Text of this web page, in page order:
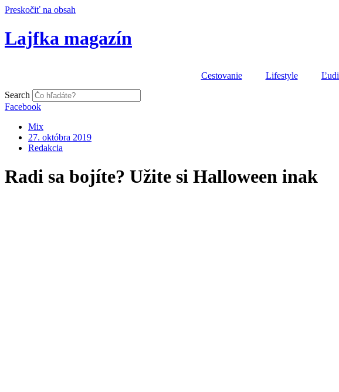
Preskočiť na obsah
Lajfka magazín
Cestovanie Lifestyle
Search
Facebook
Mix
27. októbra 2019
Redakcia
Radi sa bojíte? Užite si Halloween inak